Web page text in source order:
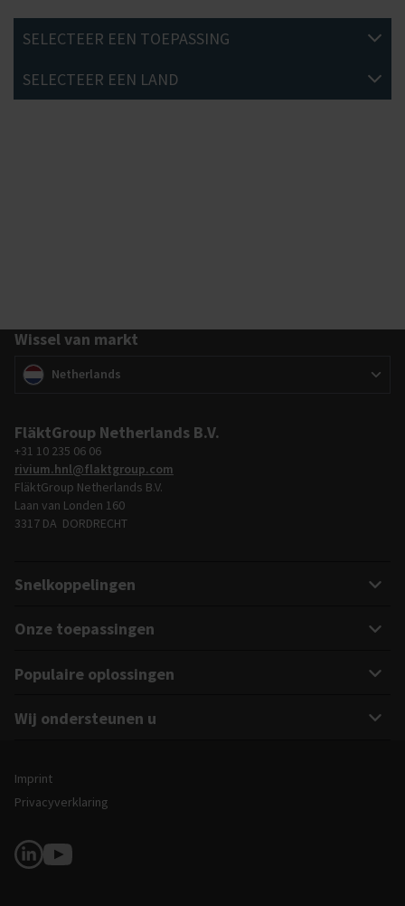
SELECTEER EEN TOEPASSING
SELECTEER EEN LAND
Wissel van markt
Wissel van markt
(Netherlands
FläktGroup Netherlands B.V.
+31 10 235 06 06
rivium.hnl@flaktgroup.com
FläktGroup Netherlands B.V.
Laan van Londen 160
3317 DA DORDRECHT
Snelkoppelingen
Onze toepassingen
Populaire oplossingen
Wij ondersteunen u
Juridische en site-informatie
Imprint
Privacyverklaring
Volg ons